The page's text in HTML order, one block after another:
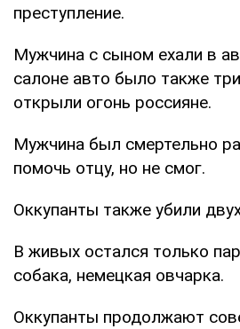
преступление.
Мужчина с сыном ехали в
салоне авто было также
открыли огонь россияне.
Мужчина был смертельно
помочь отцу, но не смог.
Оккупанты также убили
В живых остался только
собака, немецкая овчарка.
Оккупанты продолжают